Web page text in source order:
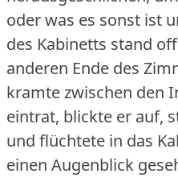
oder was es sonst ist
des Kabinetts stand
anderen Ende des
kramte zwischen den
eintrat, blickte er auf,
und flüchtete in das
einen Augenblick